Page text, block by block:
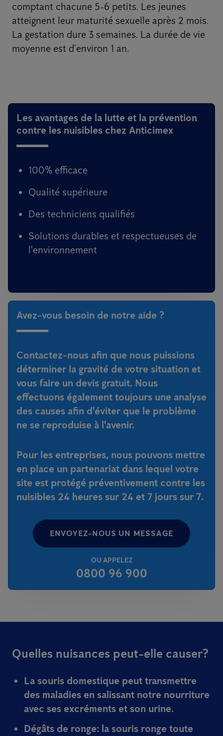
comptant chacune 5-6 petits. Les jeunes
atteignent leur maturité sexuelle après 2 mois.
La gestation dure 3 semaines. La durée de vie
moyenne est d’environ 1 an.
Les avantages de la lutte et la prévention
contre les nuisibles chez Anticimex
100% efficace
Qualité supérieure
Des techniciens qualifiés
Solutions durables et respectueuses de
l'environnement
Avez-vous besoin de notre aide ?
Contactez-nous afin que nous puissions
déterminer la gravité de votre situation et
vous faire un devis gratuit. Nous
effectuons également toujours une analyse
des causes afin d'éviter que le problème
ne se reproduise à l'avenir.
Pour les entreprises, nous pouvons mettre
en place un partenariat dans lequel votre
site est protégé préventivement contre les
nuisibles 24 heures sur 24 et 7 jours sur 7.
ENVOYEZ-NOUS UN MESSAGE
OU APPELEZ
0800 96 900
Quelles nuisances peut-elle causer?
La souris domestique peut transmettre
des maladies en salissant notre nourriture
avec ses excréments et son urine.
Dégâts de ronge: la souris ronge toute